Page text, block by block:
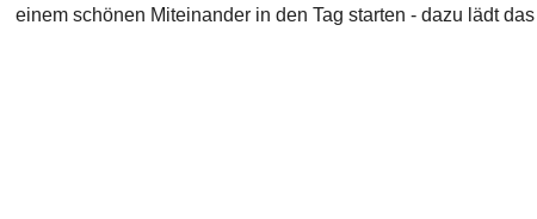
einem schönen Miteinander in den Tag starten - dazu lädt